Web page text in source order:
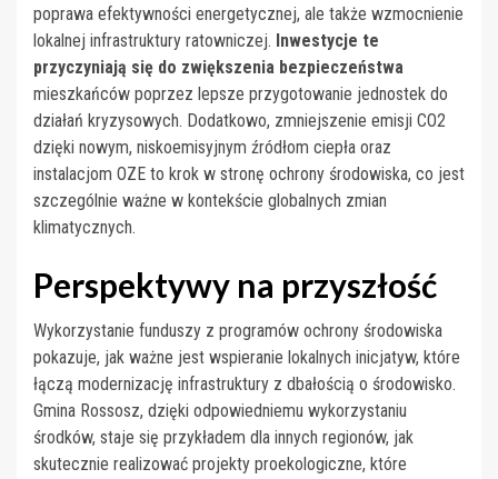
poprawa efektywności energetycznej, ale także wzmocnienie
lokalnej infrastruktury ratowniczej. Inwestycje te
przyczyniają się do zwiększenia bezpieczeństwa
mieszkańców poprzez lepsze przygotowanie jednostek do
działań kryzysowych. Dodatkowo, zmniejszenie emisji CO2
dzięki nowym, niskoemisyjnym źródłom ciepła oraz
instalacjom OZE to krok w stronę ochrony środowiska, co jest
szczególnie ważne w kontekście globalnych zmian
klimatycznych.
Perspektywy na przyszłość
Wykorzystanie funduszy z programów ochrony środowiska
pokazuje, jak ważne jest wspieranie lokalnych inicjatyw, które
łączą modernizację infrastruktury z dbałością o środowisko.
Gmina Rossosz, dzięki odpowiedniemu wykorzystaniu
środków, staje się przykładem dla innych regionów, jak
skutecznie realizować projekty proekologiczne, które